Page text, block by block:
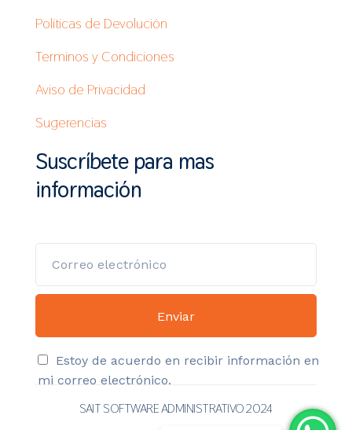
Políticas de Devolución
Terminos y Condiciones
Aviso de Privacidad
Sugerencias
Suscríbete para mas
información
Estoy de acuerdo en recibir información en
mi correo electrónico.
SAIT SOFTWARE ADMINISTRATIVO 2024